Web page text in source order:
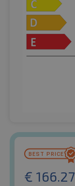
€ 166.27